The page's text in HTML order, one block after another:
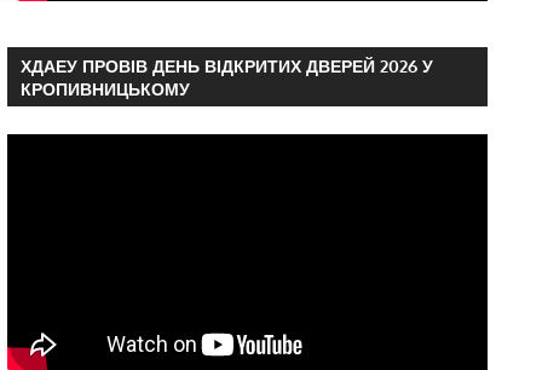
ХДАЕУ ПРОВІВ ДЕНЬ ВІДКРИТИХ ДВЕРЕЙ 2026 У
КРОПИВНИЦЬКОМУ